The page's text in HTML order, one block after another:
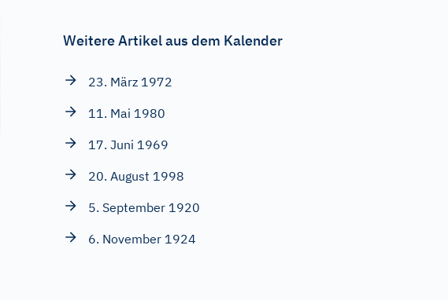
Weitere Artikel aus dem Kalender
23. März 1972
11. Mai 1980
17. Juni 1969
20. August 1998
5. September 1920
6. November 1924